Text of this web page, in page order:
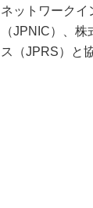
ネットワークイ
（JPNIC）、
ス（JPRS）と